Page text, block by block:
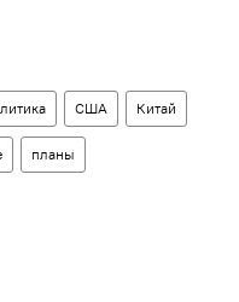
США Китай
планы